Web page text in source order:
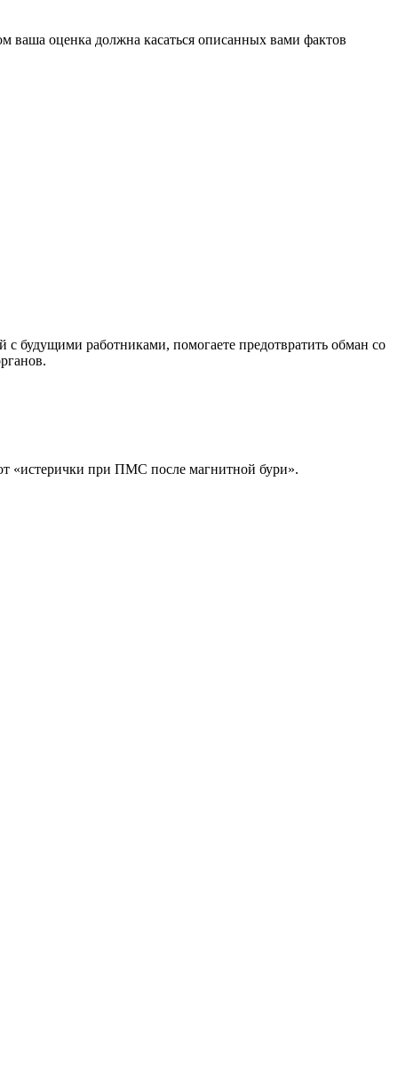
ваша оценка должна касаться описанных вами фактов
будущими работниками, помогаете предотвратить обман со
«истерички при ПМС после магнитной бури».